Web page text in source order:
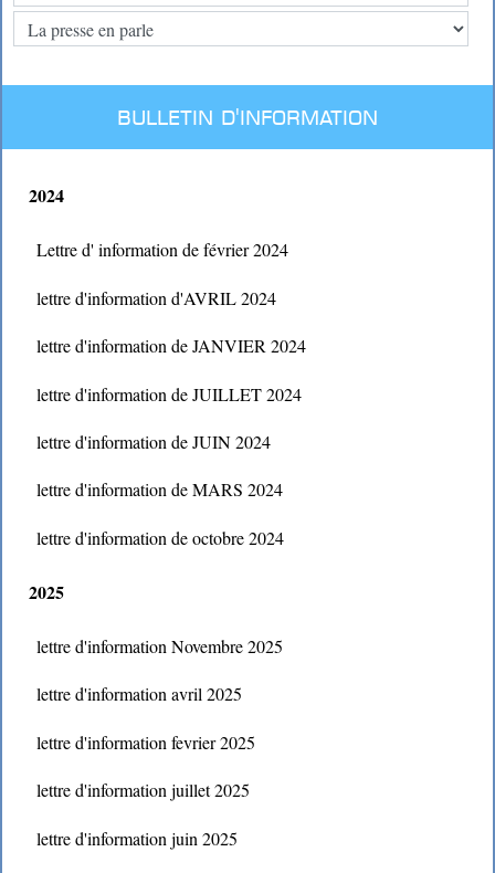
BULLETIN D'INFORMATION
2024
Lettre d' information de février 2024
lettre d'information d'AVRIL 2024
lettre d'information de JANVIER 2024
lettre d'information de JUILLET 2024
lettre d'information de JUIN 2024
lettre d'information de MARS 2024
lettre d'information de octobre 2024
2025
lettre d'information Novembre 2025
lettre d'information avril 2025
lettre d'information fevrier 2025
lettre d'information juillet 2025
lettre d'information juin 2025